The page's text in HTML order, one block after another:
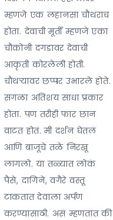
म्हणजे एक लहानसा चौथराच
होता. देवाची मूर्ती म्हणजे एका
चौकोनी दगडावर देवाची
आकृती कोरलेली होती.
चौथऱ्यावर छप्पर उभारले होते.
सगळा अतिशय साधा प्रकार
होता. पण तरीही फार छान
वाटत होतं. मी दर्शन घेतलं
आणि बाजूचे तळे निरखू
लागलो. या तळ्यात लोकं
पैसे, दागिने, वगैरे वस्तू
टाकतात देवाला अर्पण
करण्यासाठी. असं म्हणतात की